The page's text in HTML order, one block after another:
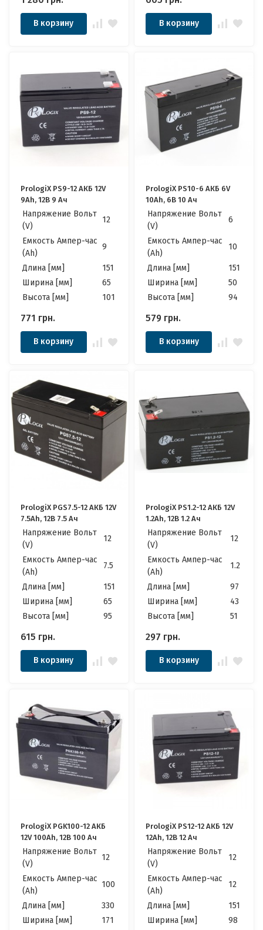
В корзину В корзину
PrologiX PS9-12 АКБ 12V
9Ah, 12В 9 Ач
Напряжение Вольт
(V)
12
Емкость Ампер-час
(Ah)
9
Длина [мм]
151
Ширина [мм]
65
Высота [мм]
101
771 грн.
В корзину
PrologiX PS10-6 АКБ 6V
10Ah, 6В 10 Ач
Напряжение Вольт
(V)
6
Емкость Ампер-час
(Ah)
10
Длина [мм]
151
Ширина [мм]
50
Высота [мм]
94
579 грн.
В корзину
PrologiX PGS7.5-12 АКБ 12V
7.5Ah, 12В 7.5 Ач
Напряжение Вольт
(V)
12
Емкость Ампер-час
(Ah)
7.5
Длина [мм]
151
Ширина [мм]
65
Высота [мм]
95
615 грн.
В корзину
PrologiX PS1.2-12 АКБ 12V
1.2Ah, 12В 1.2 Ач
Напряжение Вольт
(V)
12
Емкость Ампер-час
(Ah)
1.2
Длина [мм]
97
Ширина [мм]
43
Высота [мм]
51
297 грн.
В корзину
PrologiX PGK100-12 АКБ
12V 100Ah, 12В 100 Ач
Напряжение Вольт
(V)
12
Емкость Ампер-час
(Ah)
100
Длина [мм]
330
Ширина [мм]
171
PrologiX PS12-12 АКБ 12V
12Ah, 12В 12 Ач
Напряжение Вольт
(V)
12
Емкость Ампер-час
(Ah)
12
Длина [мм]
151
Ширина [мм]
98